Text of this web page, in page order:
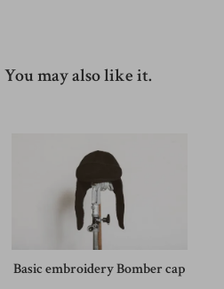
You may also like it.
Basic embroidery Bomber cap